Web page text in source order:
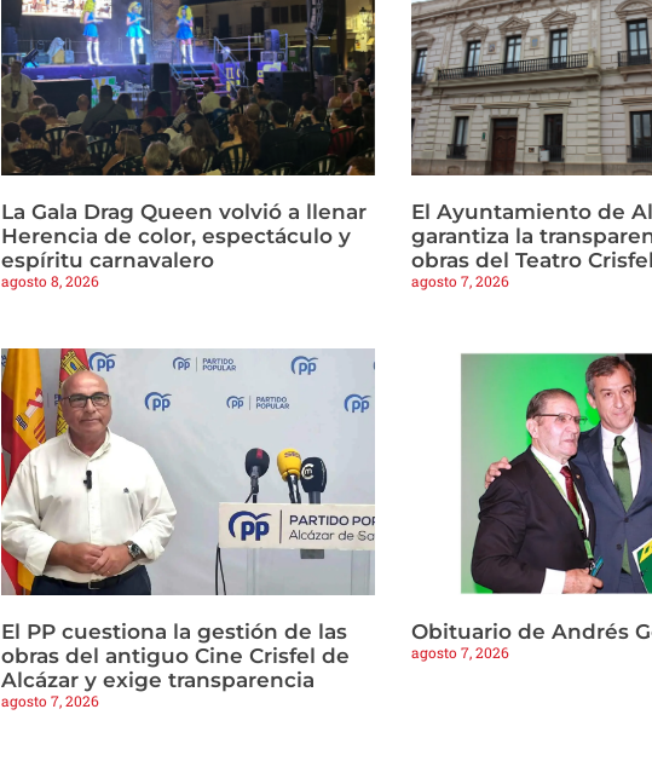
La Gala Drag Queen volvió a llenar
Herencia de color, espectáculo y
espíritu carnavalero
agosto 8, 2026
El Ayuntamiento de
garantiza la
obras del Teatro
agosto 7, 2026
El PP cuestiona la gestión de las
obras del antiguo Cine Crisfel de
Alcázar y exige transparencia
agosto 7, 2026
Obituario de Andrés
agosto 7, 2026